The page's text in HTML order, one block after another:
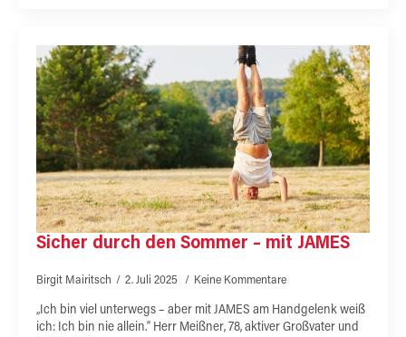
Sicher durch den Sommer – mit JAMES
Birgit Mairitsch 2. Juli 2025 Keine Kommentare
„Ich bin viel unterwegs – aber mit JAMES am Handgelenk weiß
ich: Ich bin nie allein.“ Herr Meißner, 78, aktiver Großvater und